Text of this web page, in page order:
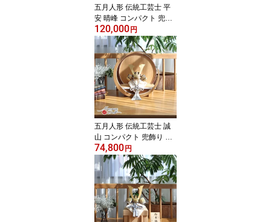
五月人形 伝統工芸士 平
安 晴峰 コンパクト 兜飾
り 選べる 2種類 正絹 淡
色糸浅黄/萌葱 金小札兜
雄山 5月人形 端午の節句
初節句 増村人形店 MMN
2641
120,000 円
五月人形 伝統工芸士 誠
山 コンパクト 兜飾り 淡
黒水色兜 月 丸 杉 ウォー
ルナット 37A 5月人形 端
午の節句 初節句 増村人
形店 MMN0074
74,800 円